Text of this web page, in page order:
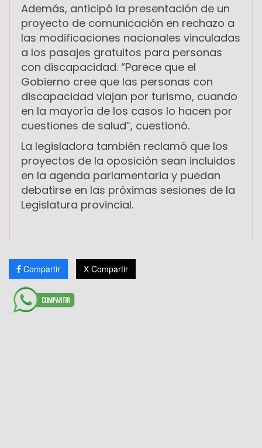
Además, anticipó la presentación de un
proyecto de comunicación en rechazo a
las modificaciones nacionales vinculadas
a los pasajes gratuitos para personas
con discapacidad. “Parece que el
Gobierno cree que las personas con
discapacidad viajan por turismo, cuando
en la mayoría de los casos lo hacen por
cuestiones de salud”, cuestionó.
La legisladora también reclamó que los
proyectos de la oposición sean incluidos
en la agenda parlamentaria y puedan
debatirse en las próximas sesiones de la
Legislatura provincial.
Compartir X Compartir